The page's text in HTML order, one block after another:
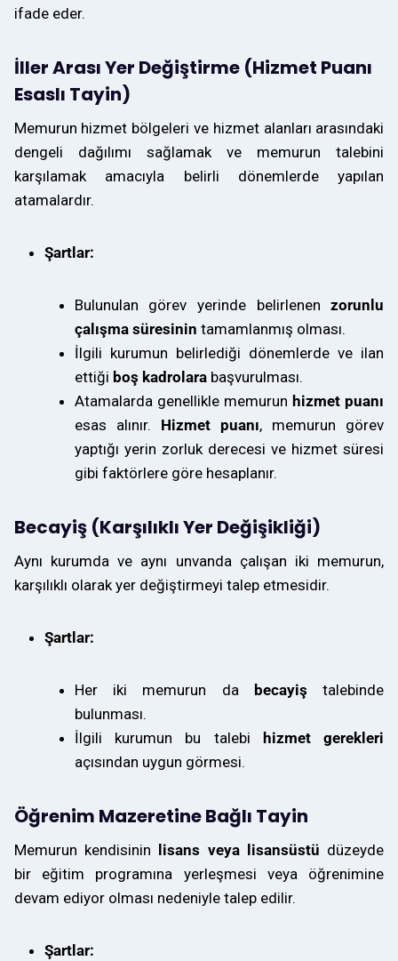
ifade eder.
İller Arası Yer Değiştirme (Hizmet Puanı
Esaslı Tayin)
Memurun hizmet bölgeleri ve hizmet alanları arasındaki
dengeli dağılımı sağlamak ve memurun talebini
karşılamak amacıyla belirli dönemlerde yapılan
atamalardır.
Şartlar:
Bulunulan görev yerinde belirlenenzorunlu
çalışma süresinin tamamlanmış olması.
İlgili kurumun belirlediği dönemlerde ve ilan
ettiği boş kadrolarabaşvurulması.
Atamalarda genellikle memurun hizmet puanı
esas alınır. Hizmet puanı, memurun görev
yaptığı yerin zorluk derecesi ve hizmet süresi
gibi faktörlere göre hesaplanır.
Becayiş (Karşılıklı Yer Değişikliği)
Aynı kurumda ve aynı unvanda çalışan iki memurun,
karşılıklı olarak yer değiştirmeyi talep etmesidir.
Şartlar:
Her iki memurun da becayiş talebinde
bulunması.
İlgili kurumun bu talebi
hizmet gerekleri
açısından uygun görmesi.
Öğrenim Mazeretine Bağlı Tayin
Memurun kendisinin lisans veya lisansüstü düzeyde
bir eğitim programına yerleşmesi veya öğrenimine
devam ediyor olması nedeniyle talep edilir.
Şartlar: